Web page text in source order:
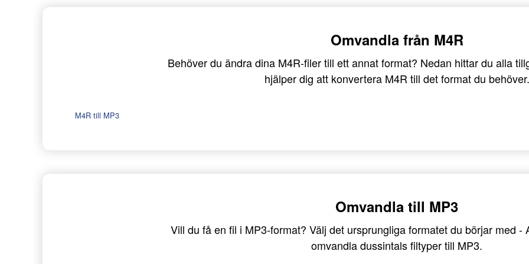
Omvandla från M4R
Behöver du ändra dina M4R-filer till ett annat format? Nedan hittar du alla
hjälper dig att konvertera M4R till det format du behöver.
M4R till MP3
Omvandla till MP3
Vill du få en fil i MP3-format? Välj det ursprungliga formatet du börjar med -
omvandla dussintals filtyper till MP3.